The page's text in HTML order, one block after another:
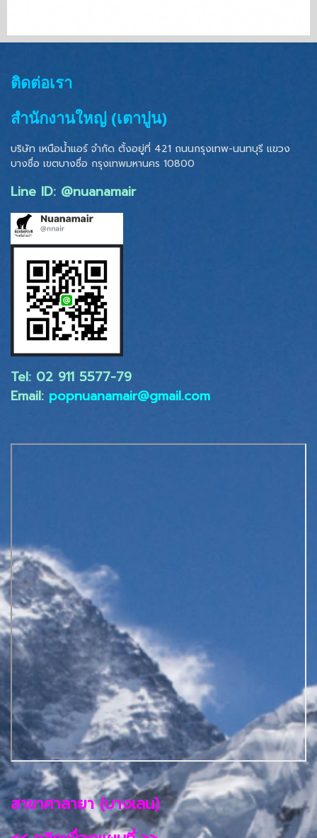
ติดต่อเรา
สำนักงานใหญ่ (เตาปูน)
บริษัท เหนือน้ำแอร์ จำกัด ตั้งอยู่ที่ 421 ถนนกรุงเทพ-นนทบุรี แขวง
บางซื่อ เขตบางซื่อ กรุงเทพมหานคร 10800
Line ID: @nuanamair
Tel: 02 ​911 5577-79
Email: popnuanamair@gmail.com
สาขาศาลายา (บางเลน)